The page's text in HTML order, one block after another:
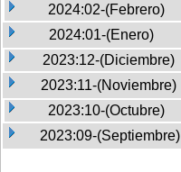
2024:02-(Febrero)
2024:01-(Enero)
2023:12-(Diciembre)
2023:11-(Noviembre)
2023:10-(Octubre)
2023:09-(Septiembre)